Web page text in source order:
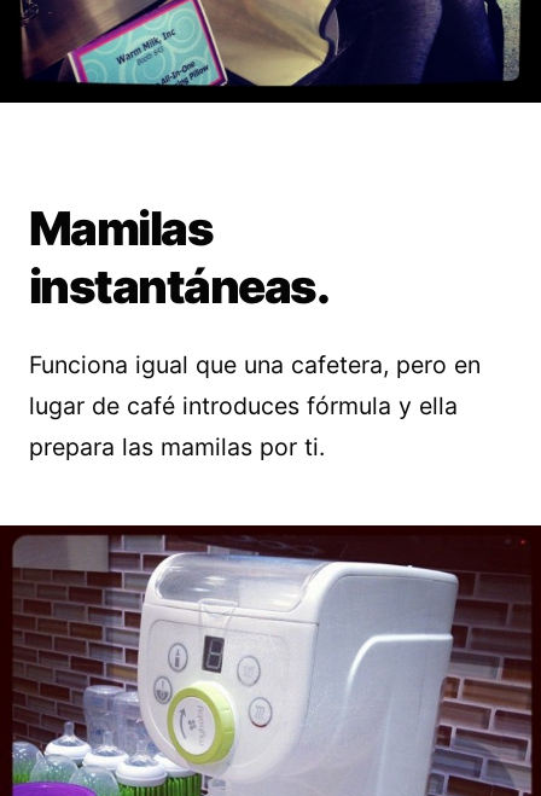
Mamilas
instantáneas.
Funciona igual que una cafetera, pero en
lugar de café introduces fórmula y ella
prepara las mamilas por ti.